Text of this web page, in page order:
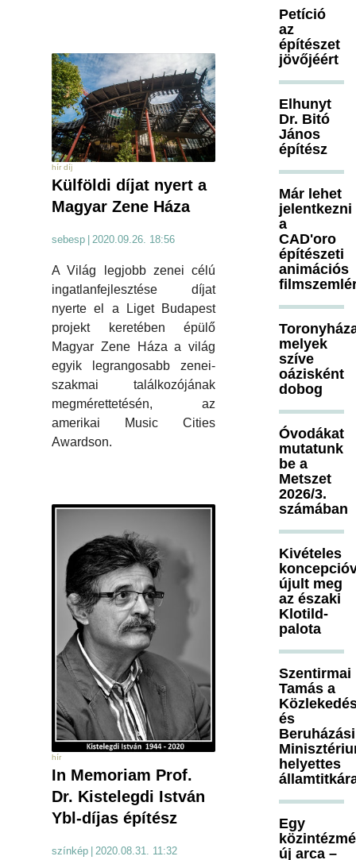
hír díj
Külföldi díjat nyert a
Magyar Zene Háza
sebesp 2020.09.26. 18:56
A Világ legjobb zenei célú
ingatlanfejlesztése díjat
nyerte el a Liget Budapest
projekt keretében épülő
Magyar Zene Háza a világ
egyik legrangosabb zenei-
szakmai találkozójának
megmérettetésén, az
amerikai Music Cities
Awardson.
hír
In Memoriam Prof.
Dr. Kistelegdi István
Ybl-díjas építész
színkép 2020.08.31. 11:32
Petíció
az
építészet
jövőjéért
Elhunyt
Dr. Bitó
János
építész
Már lehet
jelentkezni
a
CAD'oro
építészeti
animációs
melyek
szíve
oázisként
dobog
Óvodákat
mutatunk
be a
Metszet
2026/3.
számában
Kivételes
újult meg
az északi
Klotild-
palota
Szentirmai
Tamás a
és
Beruházási
helyettes
Egy
új arca –